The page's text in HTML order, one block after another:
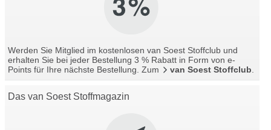
Werden Sie Mitglied im kostenlosen van Soest Stoffclub und
erhalten Sie bei jeder Bestellung 3 % Rabatt in Form von e-
Points für Ihre nächste Bestellung. Zum
van Soest Stoffclub
Das van Soest Stoffmagazin